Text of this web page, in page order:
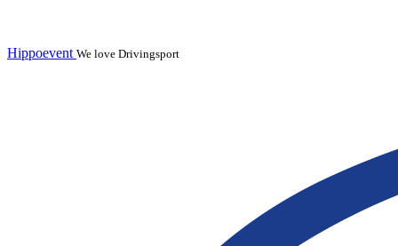
Hippoevent We love Drivingsport